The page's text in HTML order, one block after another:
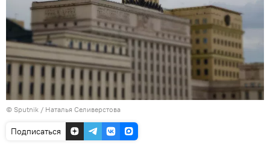
© Sputnik / Наталья Селиверстова
Подписаться